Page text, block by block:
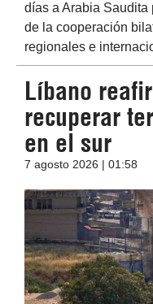
días a Arabia
de la cooperación
regionales e
Líbano
recuperar
en el sur
7 agosto 2026 | 01:58